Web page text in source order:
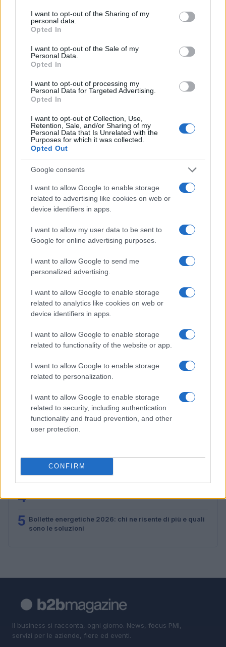
not limited to your visit or usage behaviour. You may click to
grant or deny consent to Google and its third-party tags to
use your data for below specified purposes in below Google
consent section.
I want to opt-out of the Sharing of my
personal data.
Opted In
I want to opt-out of the Sale of my
Personal Data.
Opted In
I want to opt-out of processing my
Personal Data for Targeted Advertising.
Opted In
I want to opt-out of Collection, Use,
Retention, Sale, and/or Sharing of my
Personal Data that Is Unrelated with the
Purposes for which it was collected.
Opted Out
Google consents
I want to allow Google to enable storage
related to advertising like cookies on web or
device identifiers in apps.
I want to allow my user data to be sent to
Google for online advertising purposes.
I want to allow Google to send me
personalized advertising.
I want to allow Google to enable storage
related to analytics like cookies on web or
device identifiers in apps.
I want to allow Google to enable storage
related to functionality of the website or app.
I want to allow Google to enable storage
related to personalization.
I want to allow Google to enable storage
related to security, including authentication
functionality and fraud prevention, and other
user protection.
CONFIRM
Sharing mobility a Roma: le sanzioni per le pratiche
scorrette
Edoardo Marchesi · 6 Ago 2026
senza errori
Martina Marchesi · 6 Ago 2026
Novità bollette luce: prezzi zonali, bonus e incentivi per
il 2026
Welfare aziendale: integrazione con HR e paghe senza
errori
4
5 Bollette energetiche 2026: chi ne risente di più e quali
sono le soluzioni
Il business si racconta, ogni giorno. News, focus PMI,
servizi per le aziende, fiere ed eventi.